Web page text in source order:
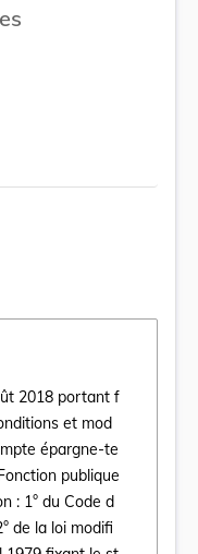
2018 portant f
et mod
épargne-te
publique
: 1° du Code d
de la loi modifi
Loi du 1er août 2018